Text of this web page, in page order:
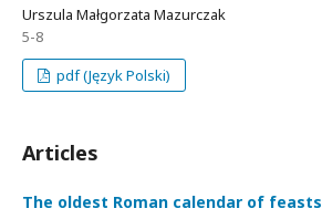
Urszula Małgorzata Mazurczak
5-8
pdf (Język Polski)
Articles
The oldest Roman calendar of feasts